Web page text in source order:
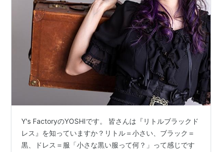
Y's FactoryのYOSHIです。 皆さんは『リトルブラックド
レス』を知っていますか？リトル＝小さい、ブラック＝
黒、ドレス＝服「小さな黒い服って何？」って感じです